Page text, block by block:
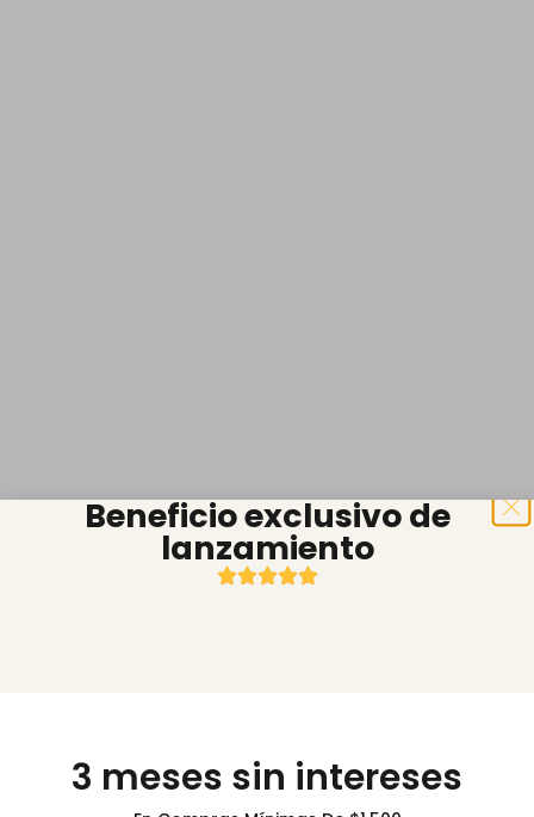
Beneficio exclusivo de
lanzamiento
3 meses sin intereses